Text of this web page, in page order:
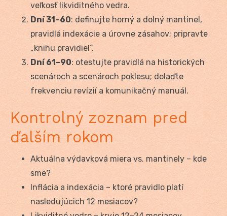
veľkosť likviditného vedra.
Dní 31–60: definujte horný a dolný mantinel,
pravidlá indexácie a úrovne zásahov; pripravte
„knihu pravidiel“.
Dní 61–90: otestujte pravidlá na historických
scenároch a scenároch poklesu; dolaďte
frekvenciu revízií a komunikačný manuál.
Kontrolný zoznam pred
ďalším rokom
Aktuálna výdavková miera vs. mantinely – kde
sme?
Inflácia a indexácia – ktoré pravidlo platí
nasledujúcich 12 mesiacov?